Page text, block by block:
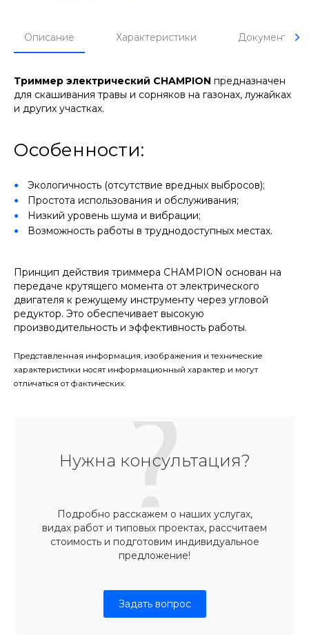
Описание Характеристики Документы
Триммер электрический CHAMPION предназначен
для скашивания травы и сорняков на газонах, лужайках
и других участках.
Особенности:
Экологичность (отсутствие вредных выбросов);
Простота использования и обслуживания;
Низкий уровень шума и вибрации;
Возможность работы в труднодоступных местах.
Принцип действия триммера CHAMPION основан на
передаче крутящего момента от электрического
двигателя к режущему инструменту через угловой
редуктор. Это обеспечивает высокую
производительность и эффективность работы.
Представленная информация, изображения и технические
характеристики носят информационный характер и могут
отличаться от фактических.
Нужна консультация?
Подробно расскажем о наших услугах,
видах работ и типовых проектах, рассчитаем
стоимость и подготовим индивидуальное
предложение!
Задать вопрос